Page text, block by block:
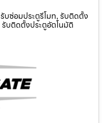
รับซ่อมประตูรีโมท, รับติดตั้ง
รับติดตั้งประตูอัตโนมัติ